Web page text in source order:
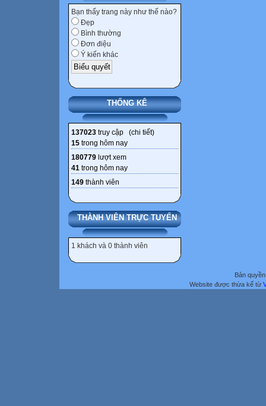
Bạn thấy trang này như thế nào?
Đẹp
Bình thường
Đơn điệu
Ý kiến khác
THỐNG KÊ
137023 truy cập (chi tiết)
15 trong hôm nay
180779 lượt xem
41 trong hôm nay
149 thành viên
THÀNH VIÊN TRỰC TUYẾN
1 khách và 0 thành viên
Bản
Website được thừa kế từ